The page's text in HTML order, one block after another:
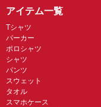
アイテム一覧
Tシャツ
パーカー
ポロシャツ
シャツ
パンツ
スウェット
タオル
スマホケース